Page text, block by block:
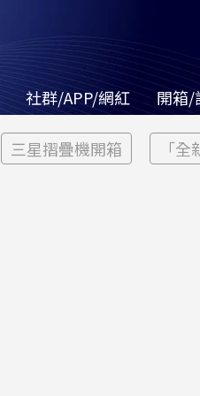
社群/APP/網紅 開箱/
三星摺疊機開箱 「